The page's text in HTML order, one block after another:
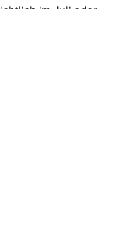
im Juli oder